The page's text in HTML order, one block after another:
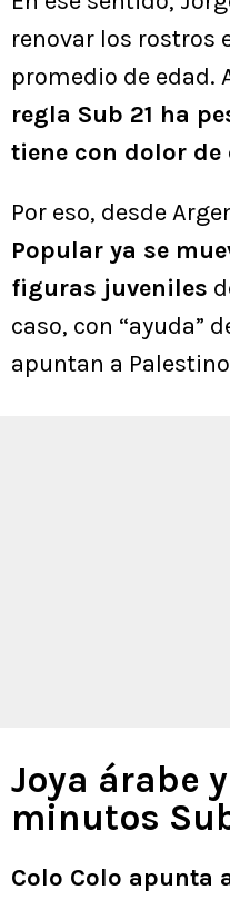
renovar los rostros
promedio de edad.
regla Sub 21 ha
tiene con dolor de
Por eso, desde
Popular ya se
figuras juveniles
caso, con “ayuda”
apuntan a
Joya árabe
minutos
Colo Colo apunta